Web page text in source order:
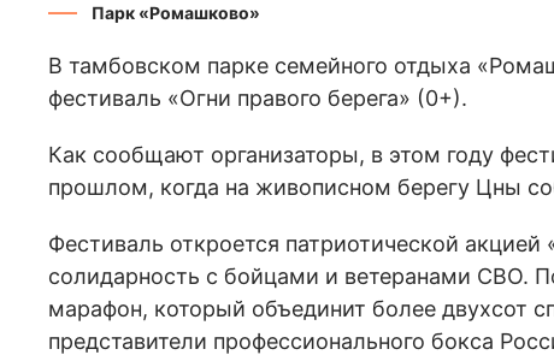
Парк «Ромашково»
В тамбовском парке семейного отдыха
фестиваль «Огни правого берега» (0+).
Как сообщают организаторы, в этом году
прошлом, когда на живописном берегу Цны
Фестиваль откроется патриотической
солидарность с бойцами и ветеранами СВО.
марафон, который объединит более двухсот
представители профессионального бокса